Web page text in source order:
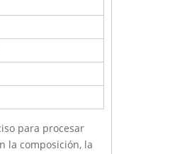
para procesar
la composición, la